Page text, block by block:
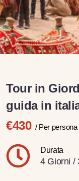
Tour in
guida in
€430 / Per persona
Durata
4 Giorni /